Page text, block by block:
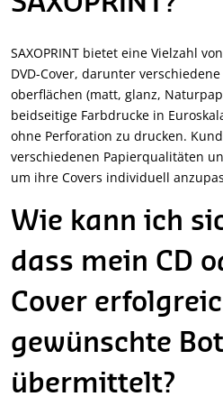
SAXOPRINT bietet eine Vielzahl
DVD-Cover, darunter
oberflächen (matt, glanz,
beidseitige Farbdrucke in
ohne Perforation zu drucken.
verschiedenen Papierqualitäten
um ihre Covers individuell
Wie kann ich
dass mein CD
Cover
gewünschte
übermittelt?